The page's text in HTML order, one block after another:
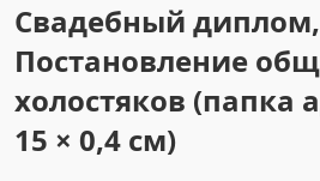
Свадебный диплом,
Постановление
холостяков (папка
15 × 0,4 см)